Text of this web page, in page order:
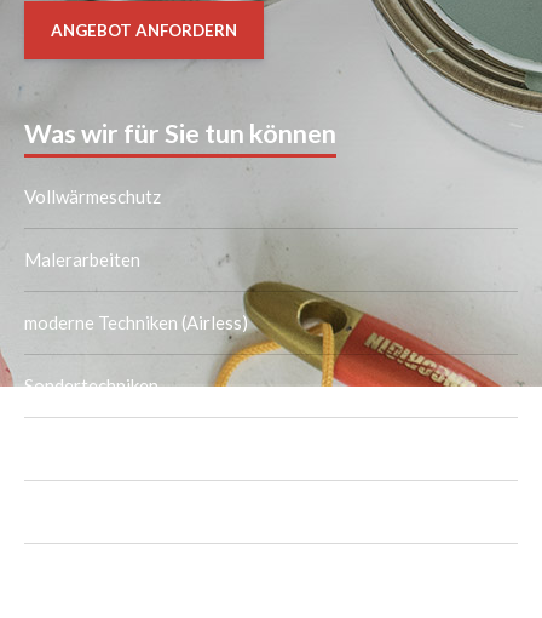
ANGEBOT ANFORDERN
Was wir für Sie tun können
Vollwärmeschutz
Malerarbeiten
moderne Techniken (Airless)
Sondertechniken